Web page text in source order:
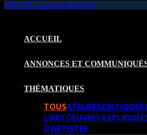
HEART – Au coeur de l'Art
ACCUEIL
ANNONCES ET
THÉMATIQUES
TOUSATELIERSCRITIQUES
L’ARTOEUVRES
D’ARTISTES